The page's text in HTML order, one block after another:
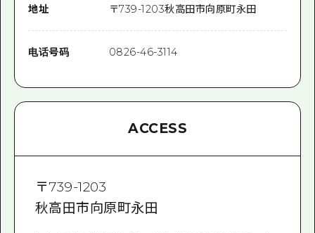
地址 〒739-1203秋高田市向原町永田
电话号码 0826-46-3114
ACCESS
〒739-1203
秋高田市向原町永田